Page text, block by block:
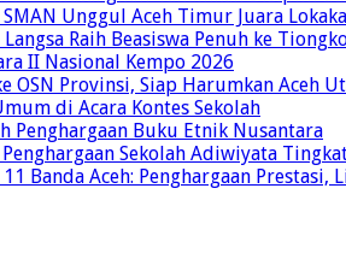
Unggul Aceh Timur Juara
Raih Beasiswa Penuh ke
II Nasional Kempo 2026
OSN Provinsi, Siap Harumkan Aceh
di Acara Kontes Sekolah
Penghargaan Buku Etnik Nusantara
Sekolah Adiwiyata
Banda Aceh: Penghargaan Prestasi,